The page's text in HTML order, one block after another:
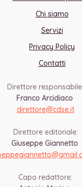
Chi siamo
Servizi
Privacy Policy
Contatti
Direttore
Franco Arcidiaco
direttore@cdse.it
Direttore editoriale:
Giuseppe Giannetto
Capo redattore: